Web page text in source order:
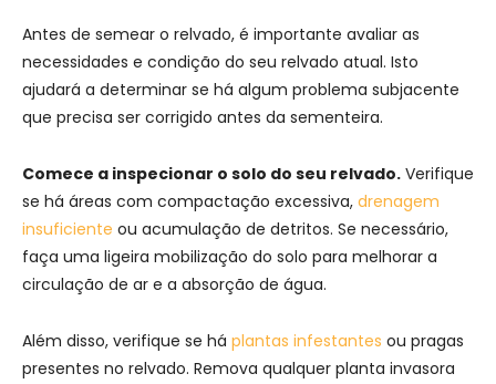
Antes de semear o relvado, é importante avaliar as
necessidades e condição do seu relvado atual. Isto
ajudará a determinar se há algum problema subjacente
que precisa ser corrigido antes da sementeira.
Comece a inspecionar o solo do seu relvado. Verifique
se há áreas com compactação excessiva, drenagem
insuficiente ou acumulação de detritos. Se necessário,
faça uma ligeira mobilização do solo para melhorar a
circulação de ar e a absorção de água.
Além disso, verifique se há plantas infestantes ou pragas
presentes no relvado. Remova qualquer planta invasora